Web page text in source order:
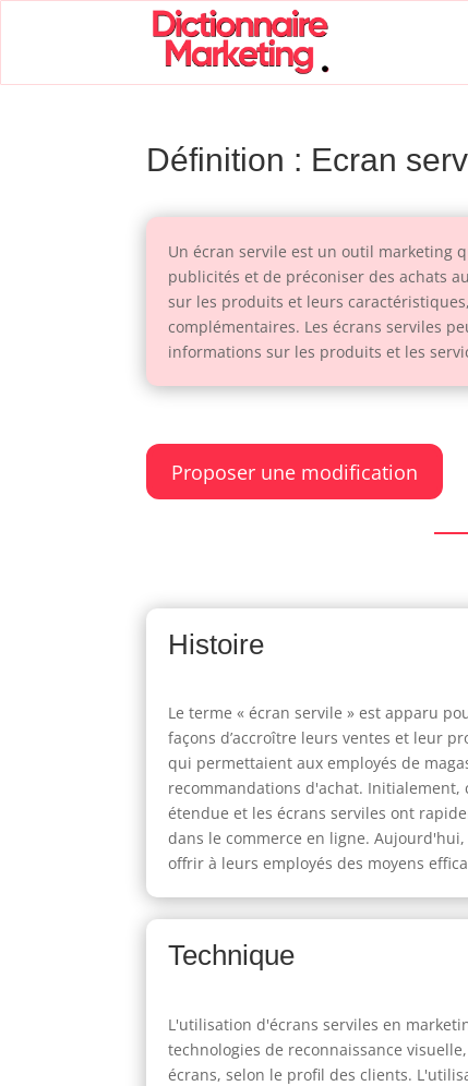
Définition : Ecran
Un écran servile est un outil marketing
publicités et de préconiser des achats
sur les produits et leurs
complémentaires. Les écrans serviles
informations sur les produits et les
Proposer une modification
Histoire
Le terme « écran servile » est apparu
façons d’accroître leurs ventes et leur
qui permettaient aux employés de
recommandations d'achat.
étendue et les écrans serviles ont
dans le commerce en ligne.
offrir à leurs employés des moyens
Technique
L'utilisation d'écrans serviles en
technologies de reconnaissance
écrans, selon le profil des clients.